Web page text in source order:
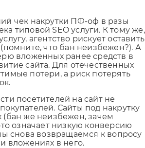
чек накрутки ПФ-оф в разы
типовой SEO услуги. К тому же,
агентство рискует оставить
что бан неизбежен?). А
вложенных ранее средств в
сайта. Для отечественных
потери, а риск потерять
посетителей на сайт не
Сайты под накрутку
(бан же неизбежен, зачем
означает низкую конверсию
снова возвращаемся к вопросу
вложениях в него.